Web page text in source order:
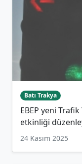
Batı Trakya
EBEP yeni
etkinliği
24 Kasım 2025